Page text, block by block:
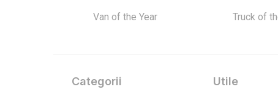
Van of the Year Truck of
Categorii Utile